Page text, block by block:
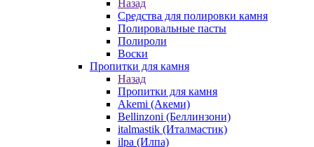
Назад
Средства для полировки камня
Полировальные пасты
Полироли
Воски
Пропитки для камня
Назад
Пропитки для камня
Akemi (Акеми)
Bellinzoni (Беллинзони)
italmastik (Италмастик)
ilpa (Илпа)